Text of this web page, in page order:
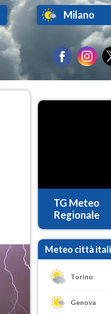
Milano
TG Meteo
Regionale
Meteo città
Torino
Genova